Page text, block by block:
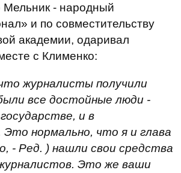
- народный
и по совместительству
академии, одаривал
с Клименко:
журналисты получили
все достойные люди -
и в
Это нормально, что я и глава
- Ред. ) нашли свои средства
Это же ваши